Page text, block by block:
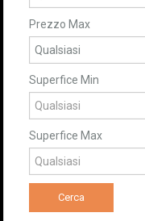
Prezzo Max
Superfice Min
Superfice Max